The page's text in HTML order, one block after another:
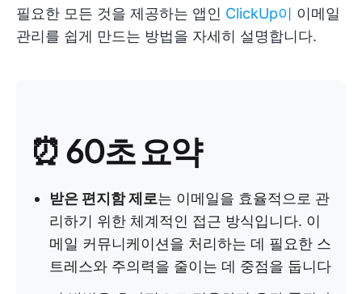
필요한 모든 것을 제공하는 앱인 ClickUp이 이메일
관리를 쉽게 만드는 방법을 자세히 설명합니다.
⏰ 60초 요약
받은 편지함 제로는 이메일을 효율적으로 관
리하기 위한 체계적인 접근 방식입니다. 이
메일 커뮤니케이션을 처리하는 데 필요한 스
트레스와 주의력을 줄이는 데 중점을 둡니다